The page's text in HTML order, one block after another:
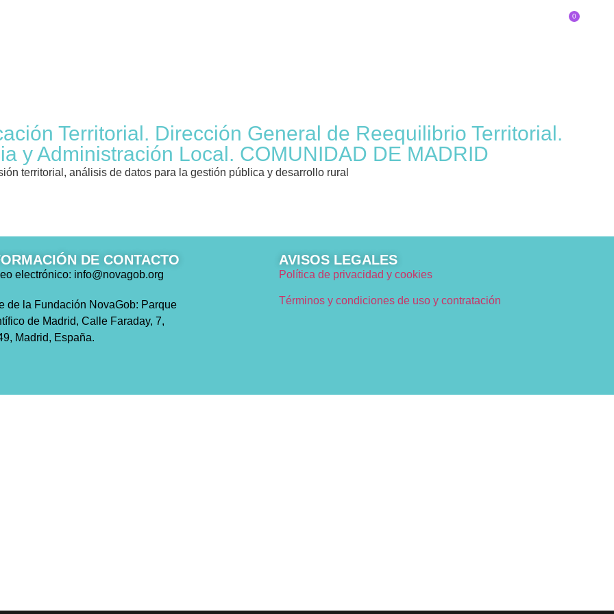
0
Territorial. Dirección General de Reequilibrio Territorial.
y Administración Local. COMUNIDAD DE MADRID
territorial, análisis de datos para la gestión pública y desarrollo rural
DE CONTACTO
electrónico: info@novagob.org
de la Fundación NovaGob: Parque
de Madrid, Calle Faraday, 7,
Madrid, España.
AVISOS LEGALES
Política de privacidad y cookies
Términos y condiciones de uso y contratación